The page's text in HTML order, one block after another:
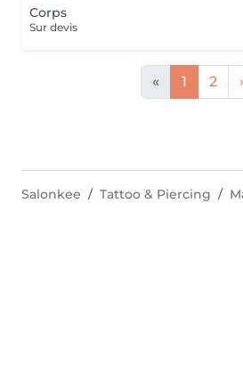
Corps
Sur devis
« 1 2
Salonkee Tattoo & Piercing